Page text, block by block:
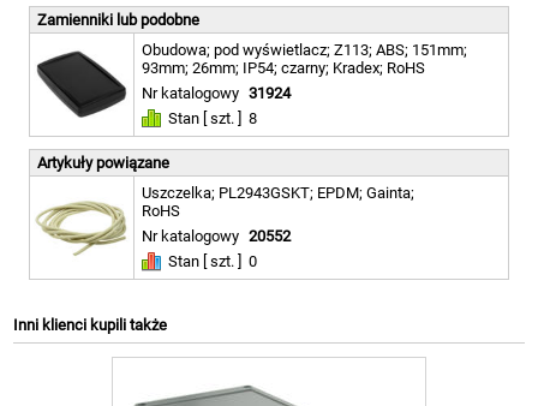
Zamienniki lub podobne
Obudowa; pod wyświetlacz; Z113; ABS; 151mm;
93mm; 26mm; IP54; czarny; Kradex; RoHS
Nr katalogowy 31924
Stan [ szt. ]
8
Artykuły powiązane
Uszczelka; PL2943GSKT; EPDM; Gainta;
RoHS
Nr katalogowy 20552
Stan [ szt. ]
0
Inni klienci kupili także